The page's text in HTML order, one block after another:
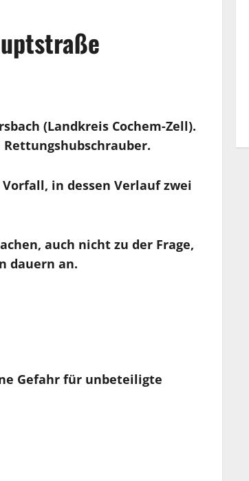
(Landkreis Cochem-Zell).
Rettungshubschrauber.
in dessen Verlauf zwei
auch nicht zu der Frage,
dauern an.
Gefahr für unbeteiligte